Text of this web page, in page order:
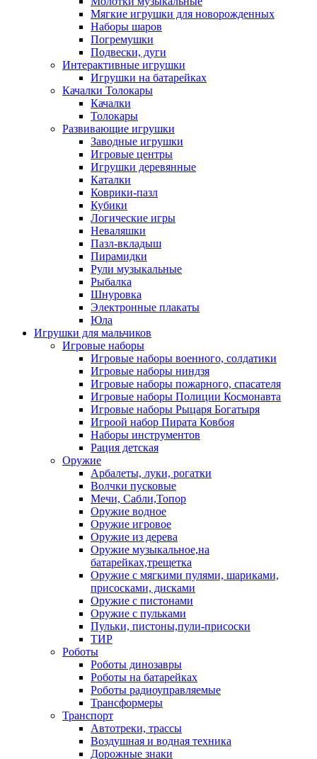
Мягкие игрушки для новорожденных
Наборы шаров
Погремушки
Подвески, дуги
Интерактивные игрушки
Игрушки на батарейках
Качалки Толокары
Качалки
Толокары
Развивающие игрушки
Заводные игрушки
Игровые центры
Игрушки деревянные
Каталки
Коврики-пазл
Кубики
Логические игры
Неваляшки
Пазл-вкладыш
Пирамидки
Рули музыкальные
Рыбалка
Шнуровка
Электронные плакаты
Юла
Игрушки для мальчиков
Игровые наборы
Игровые наборы военного, солдатики
Игровые наборы ниндзя
Игровые наборы пожарного, спасателя
Игровые наборы Полиции Космонавта
Игровые наборы Рыцаря Богатыря
Игроой набор Пирата Ковбоя
Наборы инструментов
Рация детская
Оружие
Арбалеты, луки, рогатки
Волчки пусковые
Мечи, Сабли,Топор
Оружие водное
Оружие игровое
Оружие из дерева
Оружие музыкальное,на
батарейках,трещетка
Оружие с мягкими пулями, шариками,
присосками, дисками
Оружие с пистонами
Оружие с пульками
Пульки, пистоны,пули-присоски
ТИР
Роботы
Роботы динозавры
Роботы на батарейках
Роботы радиоуправляемые
Трансформеры
Транспорт
Автотреки, трассы
Воздушная и водная техника
Дорожные знаки